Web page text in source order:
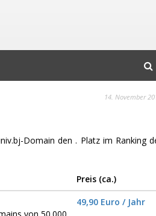
14. November
Domain den . Platz im Ranking
Preis (ca.)
49,90 Euro / Jahr